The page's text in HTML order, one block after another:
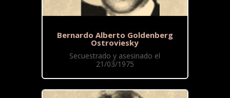
Bernardo Alberto Goldenberg
Ostroviesky
Secuestrado y asesinado el
21/03/1975